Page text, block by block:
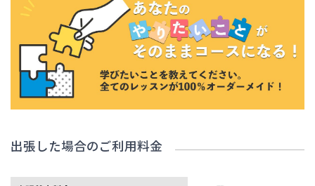
出張した場合のご利用料金